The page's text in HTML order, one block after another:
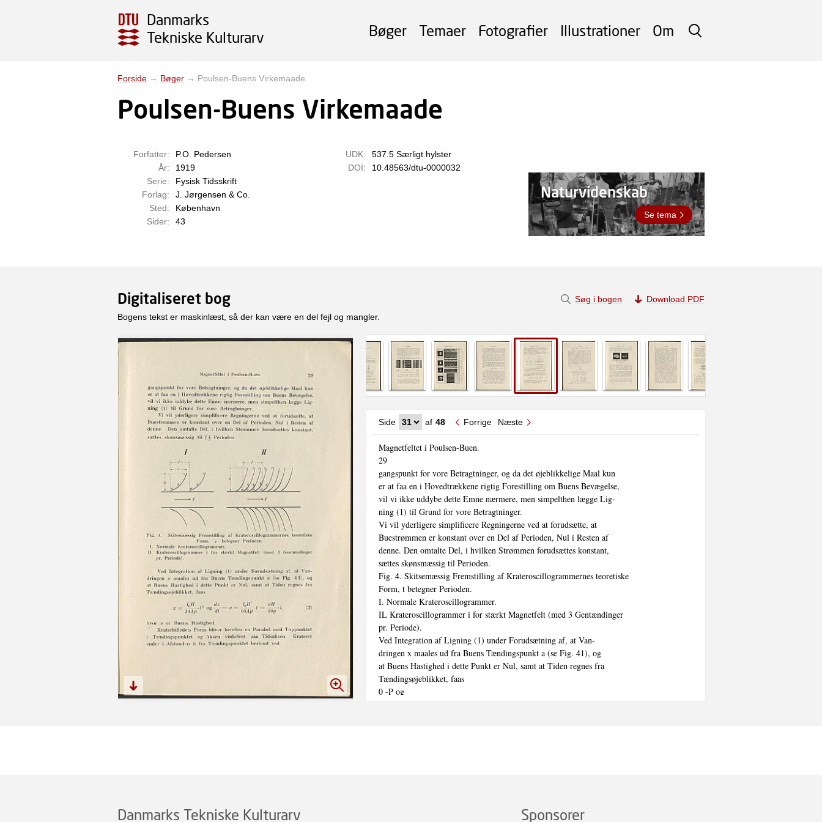
Danmarks
Tekniske Kulturarv
SØG
Bøger Temaer Fotografier Illustrationer Om
Forside → Bøger → Poulsen-Buens Virkemaade
Poulsen-Buens Virkemaade
Forfatter:
P.O. Pedersen
År:
1919
Serie:
Fysisk Tidsskrift
Forlag:
J. Jørgensen & Co.
Sted:
København
Sider:
43
UDK:
537.5 Særligt hylster
DOI:
10.48563/dtu-0000032
Naturvidenskab
Se tema
Digitaliseret bog
Bogens tekst er maskinlæst, så der kan være en del fejl og mangler.
Side af 48 Forrige Næste
Magnetfeltet i Poulsen-Buen.
29
gangspunkt for vore Betragtninger, og da det øjeblikkelige Maal kun
er at faa en i Hovedtrækkene rigtig Forestilling om Buens Bevægelse,
vil vi ikke uddybe dette Emne nærmere, men simpelthen lægge Lig-
ning (1) til Grund for vore Betragtninger.
Vi vil yderligere simplificere Regningerne ved at forudsætte, at
Buestrømmen er konstant over en Del af Perioden, Nul i Resten af
denne. Den omtalte Del, i hvilken Strømmen forudsættes konstant,
sættes skønsmæssig til Perioden.
Fig. 4. Skitsemæssig Fremstilling af Krateroscillogrammernes teoretiske
Form, t betegner Perioden.
I. Normale Krateroscillogrammer.
IL Krateroscillogrammer i for stærkt Magnetfelt (med 3 Gentændinger
pr. Periode).
Ved Integration af Ligning (1) under Forudsætning af, at Van-
dringen x maales ud fra Buens Tændingspunkt a (se Fig. 41), og
at Buens Hastighed i dette Punkt er Nul, samt at Tiden regnes fra
Tændingsøjeblikket, faas
0 -P og
Søg i bogen Download PDF
Danmarks Tekniske Kulturarv Sponsorer